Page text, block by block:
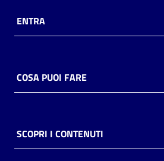
online
Piani
ENTRA
COSA PUOI FARE
SCOPRI I CONTENUTI